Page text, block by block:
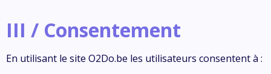
III / Consentement
En utilisant le site O2Do.be les utilisateurs consentent à :